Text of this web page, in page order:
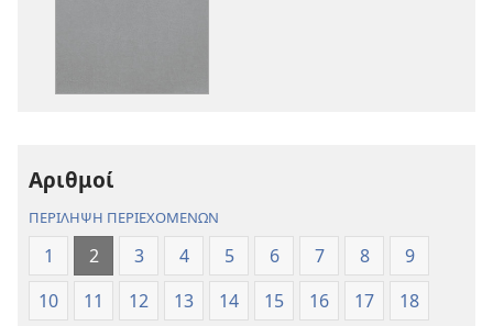
2017)2017)
Αριθμοί
ΠΕΡΙΛΗΨΗ ΠΕΡΙΕΧΟΜΕΝΩΝ
1 2 3 4 5 6 7 8
9
10
11 12 13 14 15 16 17
18